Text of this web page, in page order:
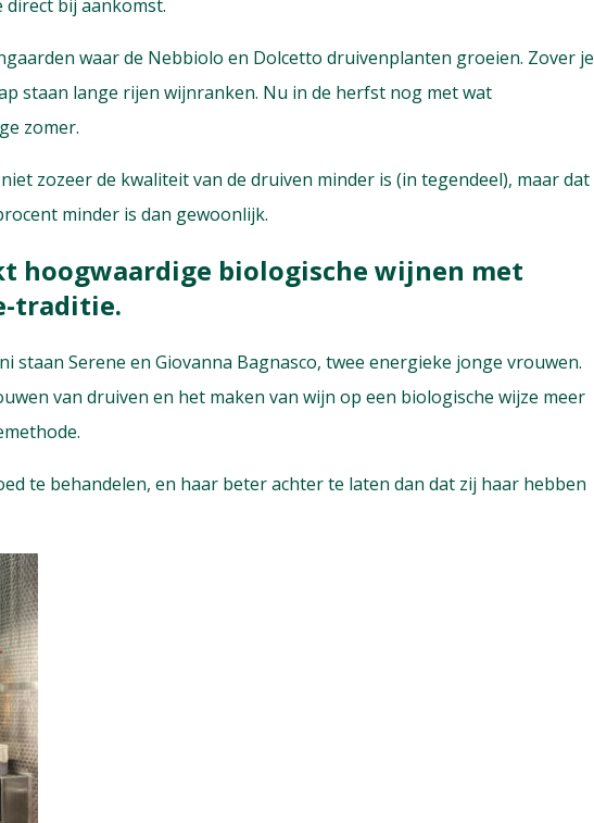
direct bij aankomst.
waar de Nebbiolo en Dolcetto druivenplanten groeien. Zover je
staan lange rijen wijnranken. Nu in de herfst nog met wat
zomer.
zozeer de kwaliteit van de druiven minder is (in tegendeel), maar dat
minder is dan gewoonlijk.
hoogwaardige biologische wijnen met
traditie.
staan Serene en Giovanna Bagnasco, twee energieke jonge vrouwen.
van druiven en het maken van wijn op een biologische wijze meer
te behandelen, en haar beter achter te laten dan dat zij haar hebben